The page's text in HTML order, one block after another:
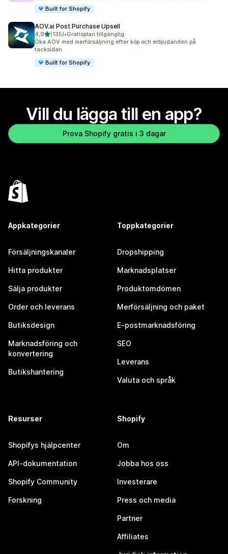
Built for Shopify
AOV.ai Post Purchase Upsell
4,9av 5 stjärnor
(135)
135 recensioner totalt
•Gratisplan tillgänglig
Öka AOV med merförsäljning efter köp och erbjudanden på
tacksidan
Built for Shopify
Vill du lägga till en app?
Prova Shopify gratis i 3 dagar
Appkategorier
Försäljningskanaler
Hitta produkter
Sälja produkter
Order och leverans
Butiksdesign
Marknadsföring och
konvertering
Butikshantering
Toppkategorier
Dropshipping
Marknadsplatser
Produktomdömen
Merförsäljning och paket
E-postmarknadsföring
SEO
Leverans
Valuta och språk
Resurser
Shopifys hjälpcenter
API-dokumentation
Shopify Community
Forskning
Shopify
Om
Jobba hos oss
Investerare
Press och media
Partner
Affiliates